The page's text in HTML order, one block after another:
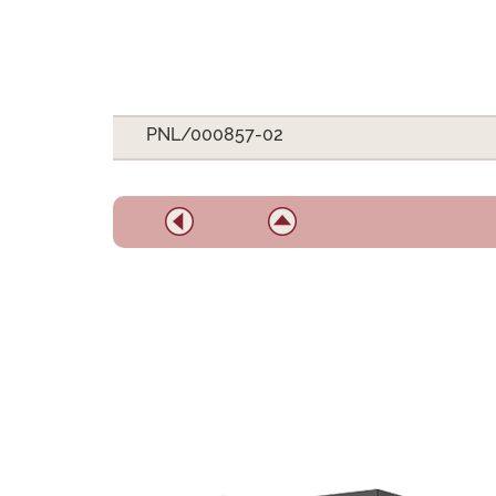
PNL/000857-02